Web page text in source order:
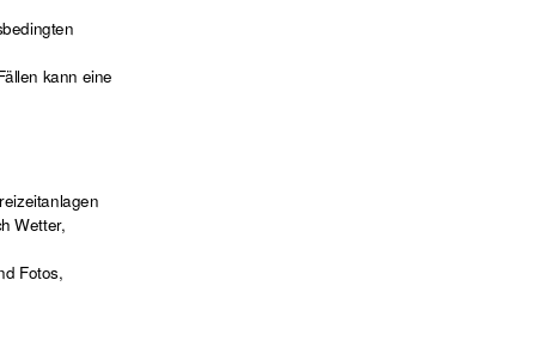
kann eine
Wetter,
Fotos,